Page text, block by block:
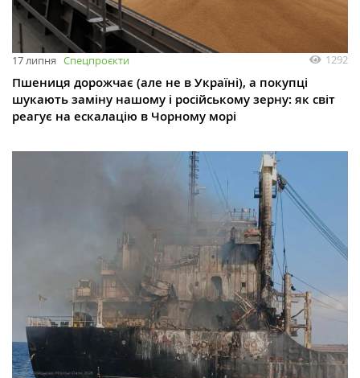
17 липня Спецпроєкти 1292
Пшениця дорожчає (але не в Україні), а покупці
шукають заміну нашому і російському зерну: як світ
реагує на ескалацію в Чорному морі